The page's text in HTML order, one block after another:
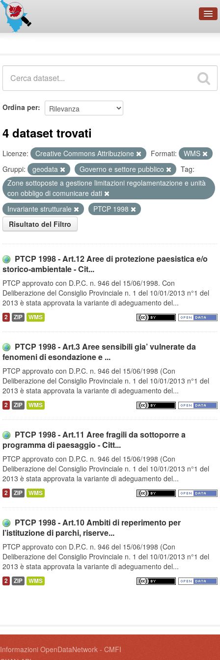
Organizzazioni
Ordina per
4 dataset trovati
Licenze: Creative Commons Attribuzione Formati:
WMS
Gruppi:
geodata Governo e settore pubblico
Tag:
Zone sottoposte a gestione limitazioni regolamentazione e unità
con obbligo di comunicare dati
Invariante strutturale
PTCP 1998
Risultato del Filtro
PTCP 1998 - Art.12 Aree di protezione paesistica e/o
storico-ambientale - Cit...
PTCP approvato con D.P.C. n. 946 del 15/06/1998. Con
Deliberazione del Consiglio Provinciale n. 1 del 10/01/2013 n°1 del
2013 è stata approvata la variante di adeguamento del...
2 ZIP WMS
PTCP 1998 - Art.3 Aree sensibili gia’ vulnerate da
fenomeni di esondazione e ...
PTCP approvato con D.P.C. n. 946 del 15/06/1998 (Con
Deliberazione del Consiglio Provinciale n. 1 del 10/01/2013 n°1 del
2013 è stata approvata la variante di adeguamento del...
2 ZIP WMS
PTCP 1998 - Art.11 Aree fragili da sottoporre a
programma di paesaggio - Citt...
PTCP approvato con D.P.C. n. 946 del 15/06/1998 (Con
Deliberazione del Consiglio Provinciale n. 1 del 10/01/2013 n°1 del
2013 è stata approvata la variante di adeguamento del...
2 ZIP WMS
PTCP 1998 - Art.10 Ambiti di reperimento per
l’istituzione di parchi, riserve...
PTCP approvato con D.P.C. n. 946 del 15/06/1998 (Con
Deliberazione del Consiglio Provinciale n. 1 del 10/01/2013 n°1 del
2013 è stata approvata la variante di adeguamento del...
2 ZIP WMS
Informazioni OpenDataNetwork - CMFI